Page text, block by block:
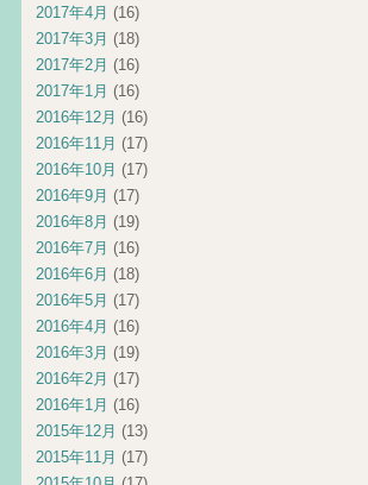
2017年4月 (16)
2017年3月 (18)
2017年2月 (16)
2017年1月 (16)
2016年12月 (16)
2016年11月 (17)
2016年10月 (17)
2016年9月 (17)
2016年8月 (19)
2016年7月 (16)
2016年6月 (18)
2016年5月 (17)
2016年4月 (16)
2016年3月 (19)
2016年2月 (17)
2016年1月 (16)
2015年12月 (13)
2015年11月 (17)